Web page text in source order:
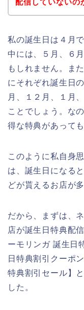
配信していないの
私の誕生日は４月
中には、５月、６
もしれません。ま
にそれぞれ誕生日
月、１２月、１月
ことでしょう。な
得な特典があって
このように私自身
は、誕生日になる
どが貰えるお店が
だから、まずは、
店が誕生日特典配
ーモリンガ 誕生日
日特典割引クーポ
特典割引セール】
した。